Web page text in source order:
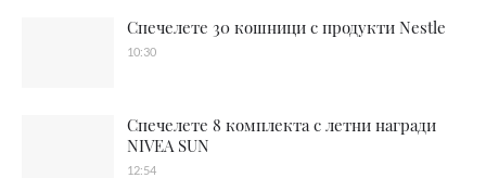
Спечелете 30 кошници с продукти Nestle
10:30
Спечелете 8 комплекта с летни награди
NIVEA SUN
12:54